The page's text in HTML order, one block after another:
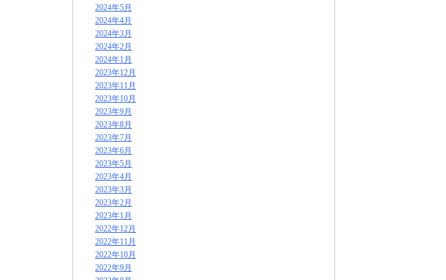
2024年5月
2024年4月
2024年3月
2024年2月
2024年1月
2023年12月
2023年11月
2023年10月
2023年9月
2023年8月
2023年7月
2023年6月
2023年5月
2023年4月
2023年3月
2023年2月
2023年1月
2022年12月
2022年11月
2022年10月
2022年9月